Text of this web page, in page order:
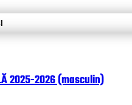
2025-2026 (masculin)